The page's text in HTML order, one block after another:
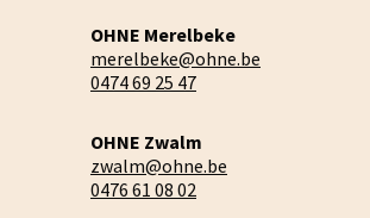
OHNE Merelbeke
merelbeke@ohne.be
0474 69 25 47
OHNE Zwalm
zwalm@ohne.be
0476 61 08 02